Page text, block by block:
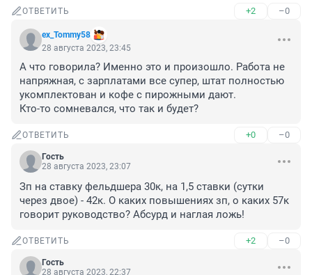
ОТВЕТИТЬ +2 –0
ex_Tommy58
28 августа 2023, 23:45
А что говорила? Именно это и произошло. Работа не
напряжная, с зарплатами все супер, штат полностью
укомплектован и кофе с пирожными дают.
Кто-то сомневался, что так и будет?
ОТВЕТИТЬ +0 –0
Гость
28 августа 2023, 23:07
Зп на ставку фельдшера 30к, на 1,5 ставки (сутки
через двое) - 42к. О каких повышениях зп, о каких 57к
говорит руководство? Абсурд и наглая ложь!
ОТВЕТИТЬ +2 –0
Гость
28 августа 2023, 22:37